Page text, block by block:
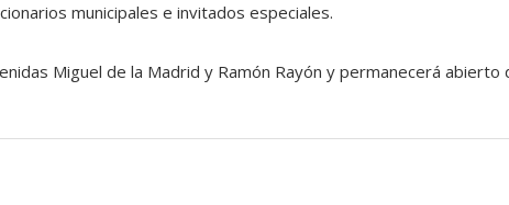
municipales e invitados especiales.
Miguel de la Madrid y Ramón Rayón y permanecerá abierto